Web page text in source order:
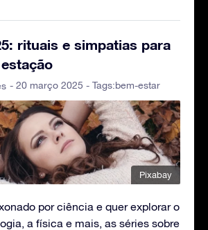
rituais e simpatias para
- 20 março 2025 - Tags:bem-estar
Pixabay
por ciência e quer explorar o
a física e mais, as séries sobre